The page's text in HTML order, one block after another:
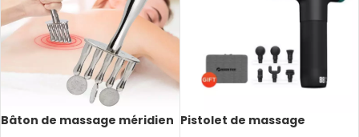
Bâton de massage méridien Pistolet de massage